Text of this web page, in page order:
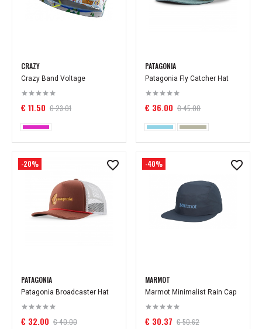
CRAZY
Crazy Band Voltage
€ 11.50 € 23.01
PATAGONIA
Patagonia Fly Catcher Hat
€ 36.00 € 45.00
-20%
PATAGONIA
Patagonia Broadcaster Hat
€ 32.00 € 40.00
-40%
MARMOT
Marmot Minimalist Rain Cap
€ 30.37 € 50.62